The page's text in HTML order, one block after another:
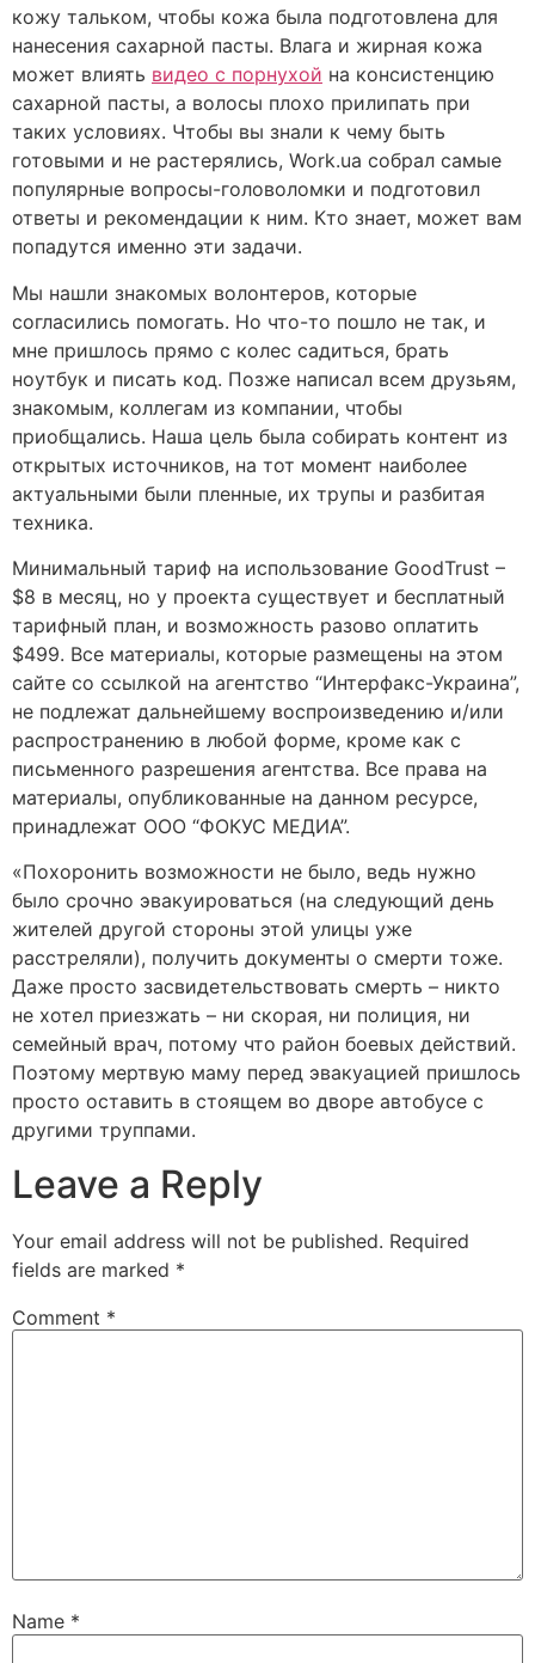
кожу тальком, чтобы кожа была подготовлена для
нанесения сахарной пасты. Влага и жирная кожа
может влиять видео с порнухой на консистенцию
сахарной пасты, а волосы плохо прилипать при
таких условиях. Чтобы вы знали к чему быть
готовыми и не растерялись, Work.ua собрал самые
популярные вопросы-головоломки и подготовил
ответы и рекомендации к ним. Кто знает, может вам
попадутся именно эти задачи.
Мы нашли знакомых волонтеров, которые
согласились помогать. Но что-то пошло не так, и
мне пришлось прямо с колес садиться, брать
ноутбук и писать код. Позже написал всем друзьям,
знакомым, коллегам из компании, чтобы
приобщались. Наша цель была собирать контент из
открытых источников, на тот момент наиболее
актуальными были пленные, их трупы и разбитая
техника.
Минимальный тариф на использование GoodTrust –
$8 в месяц, но у проекта существует и бесплатный
тарифный план, и возможность разово оплатить
$499. Все материалы, которые размещены на этом
сайте со ссылкой на агентство “Интерфакс-Украина”,
не подлежат дальнейшему воспроизведению и/или
распространению в любой форме, кроме как с
письменного разрешения агентства. Все права на
материалы, опубликованные на данном ресурсе,
принадлежат ООО “ФОКУС МЕДИА”.
«Похоронить возможности не было, ведь нужно
было срочно эвакуироваться (на следующий день
жителей другой стороны этой улицы уже
расстреляли), получить документы о смерти тоже.
Даже просто засвидетельствовать смерть – никто
не хотел приезжать – ни скорая, ни полиция, ни
семейный врач, потому что район боевых действий.
Поэтому мертвую маму перед эвакуацией пришлось
просто оставить в стоящем во дворе автобусе с
другими труппами.
Leave a Reply
Your email address will not be published. Required
fields are marked *
Comment *
Name *